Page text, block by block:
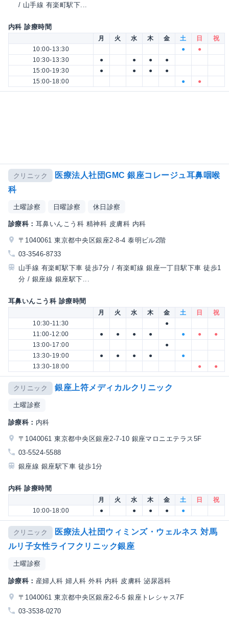
/ 山手線 有楽町駅下...
内科 診療時間
月 火 水 木 金 土 日
祝
10:00-13:30
●
●
10:30-13:30
● ● ●
●
15:00-19:30
● ● ●
●
15:00-18:00
● ●
クリニック
医療法人社団GMC 銀座コレージュ耳鼻咽喉
科
土曜診察 日曜診察 休日診察
診療科： 耳鼻いんこう科 精神科 皮膚科 内科
〒1040061 東京都中央区銀座2-8-4 泰明ビル2階
03-3546-8733
山手線 有楽町駅下車 徒歩7分 / 有楽町線 銀座一丁目駅下車 徒歩1
分 / 銀座線 銀座駅下...
耳鼻いんこう科 診療時間
月 火 水 木 金 土 日
祝
10:30-11:30
●
11:00-12:00
● ● ● ● ● ●
●
13:00-17:00
●
13:30-19:00
● ● ● ●
●
13:30-18:00
● ●
クリニック 銀座上符メディカルクリニック
土曜診察
診療科： 内科
〒1040061 東京都中央区銀座2-7-10 銀座マロニエテラス5F
03-5524-5588
銀座線 銀座駅下車 徒歩1分
内科 診療時間
月 火 水 木 金 土 日
祝
10:00-18:00
● ● ● ● ●
クリニック
医療法人社団ウィミンズ・ウェルネス 対馬
ルリ子女性ライフクリニック銀座
土曜診察
診療科： 産婦人科 婦人科 外科 内科 皮膚科 泌尿器科
〒1040061 東京都中央区銀座2-6-5 銀座トレシャス7F
03-3538-0270